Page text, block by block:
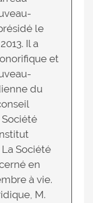
le
Il a
et
du
Société
en
à vie.
M.